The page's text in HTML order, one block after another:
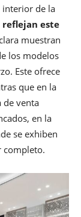
interior de la
reflejan este
muestran
los modelos
Este ofrece
que en la
de venta
en la
se exhiben
completo.